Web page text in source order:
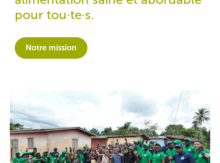
pour tou·te·s.
Notre mission